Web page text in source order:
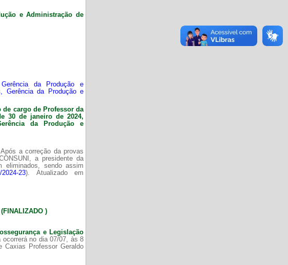
e Administração de
da Produção e
Gerência da Produção e
cargo de Professor da
30 de janeiro de 2024,
da Produção e
a correção da provas
a presidente da
eliminados, sendo assim
2024-23). Atualizado em
)
e Legislação
no dia 07/07, às 8
Caxias Professor Geraldo